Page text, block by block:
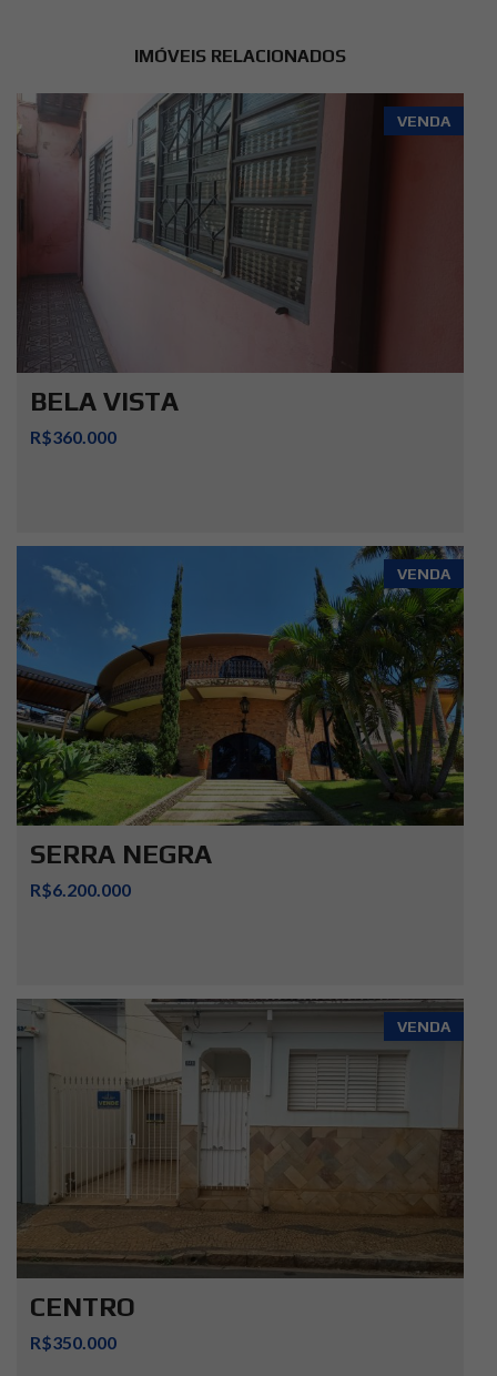
IMÓVEIS RELACIONADOS
VENDA
BELA VISTA
R$360.000
VENDA
SERRA NEGRA
R$6.200.000
VENDA
CENTRO
R$350.000